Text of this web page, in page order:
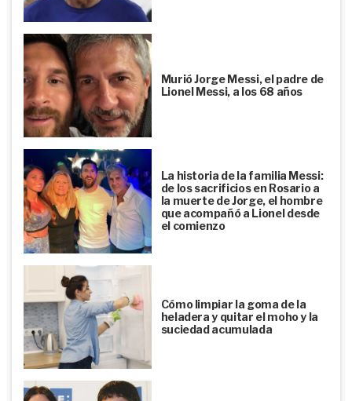
Murió Jorge Messi, el padre de
Lionel Messi, a los 68 años
La historia de la familia Messi:
de los sacrificios en Rosario a
la muerte de Jorge, el hombre
que acompañó a Lionel desde
el comienzo
Cómo limpiar la goma de la
heladera y quitar el moho y la
suciedad acumulada